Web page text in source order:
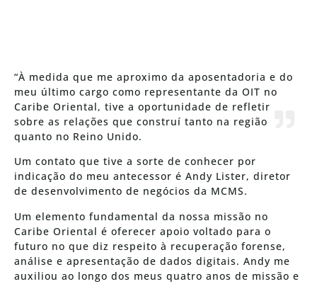
“À medida que me aproximo da aposentadoria e do
meu último cargo como representante da OIT no
Caribe Oriental, tive a oportunidade de refletir
sobre as relações que construí tanto na região
quanto no Reino Unido.
Um contato que tive a sorte de conhecer por
indicação do meu antecessor é Andy Lister, diretor
de desenvolvimento de negócios da MCMS.
Um elemento fundamental da nossa missão no
Caribe Oriental é oferecer apoio voltado para o
futuro no que diz respeito à recuperação forense,
análise e apresentação de dados digitais. Andy me
auxiliou ao longo dos meus quatro anos de missão e